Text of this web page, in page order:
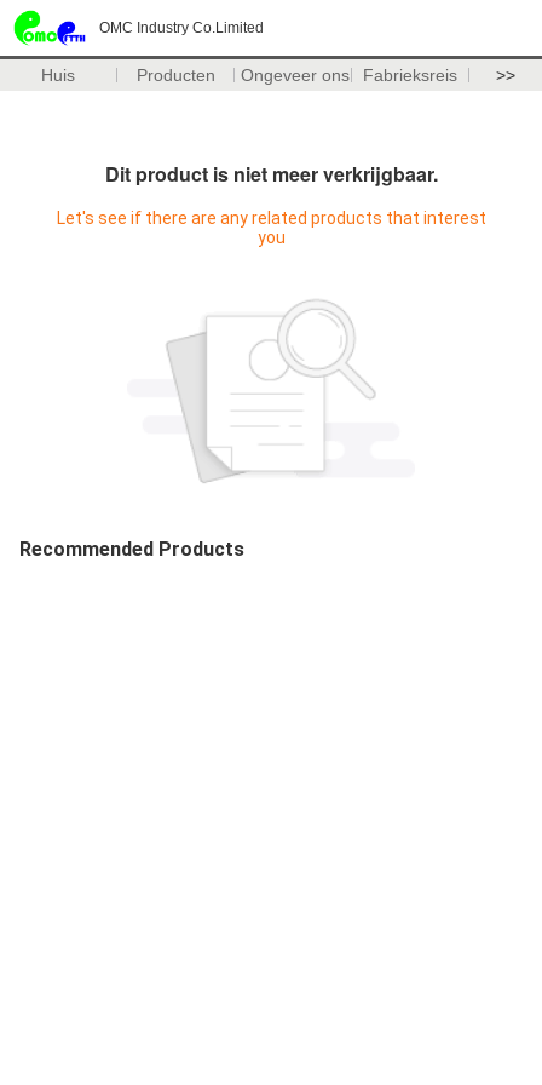
OMC Industry Co.Limited
Huis Producten Ongeveer ons Fabrieksreis >>
Dit product is niet meer verkrijgbaar.
Let's see if there are any related products that interest
you
Recommended Products